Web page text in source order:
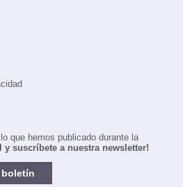
que hemos publicado durante la
y suscríbete a nuestra newsletter!